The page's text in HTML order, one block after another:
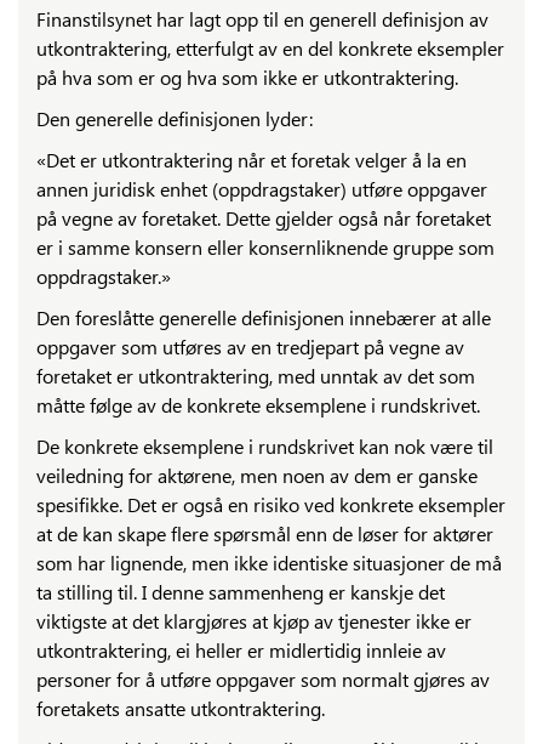
Finanstilsynet har lagt opp til en generell definisjon av
utkontraktering, etterfulgt av en del konkrete eksempler
på hva som er og hva som ikke er utkontraktering.
Den generelle definisjonen lyder:
«Det er utkontraktering når et foretak velger å la en
annen juridisk enhet (oppdragstaker) utføre oppgaver
på vegne av foretaket. Dette gjelder også når foretaket
er i samme konsern eller konsernliknende gruppe som
oppdragstaker.»
Den foreslåtte generelle definisjonen innebærer at alle
oppgaver som utføres av en tredjepart på vegne av
foretaket er utkontraktering, med unntak av det som
måtte følge av de konkrete eksemplene i rundskrivet.
De konkrete eksemplene i rundskrivet kan nok være til
veiledning for aktørene, men noen av dem er ganske
spesifikke. Det er også en risiko ved konkrete eksempler
at de kan skape flere spørsmål enn de løser for aktører
som har lignende, men ikke identiske situasjoner de må
ta stilling til. I denne sammenheng er kanskje det
viktigste at det klargjøres at kjøp av tjenester ikke er
utkontraktering, ei heller er midlertidig innleie av
personer for å utføre oppgaver som normalt gjøres av
foretakets ansatte utkontraktering.